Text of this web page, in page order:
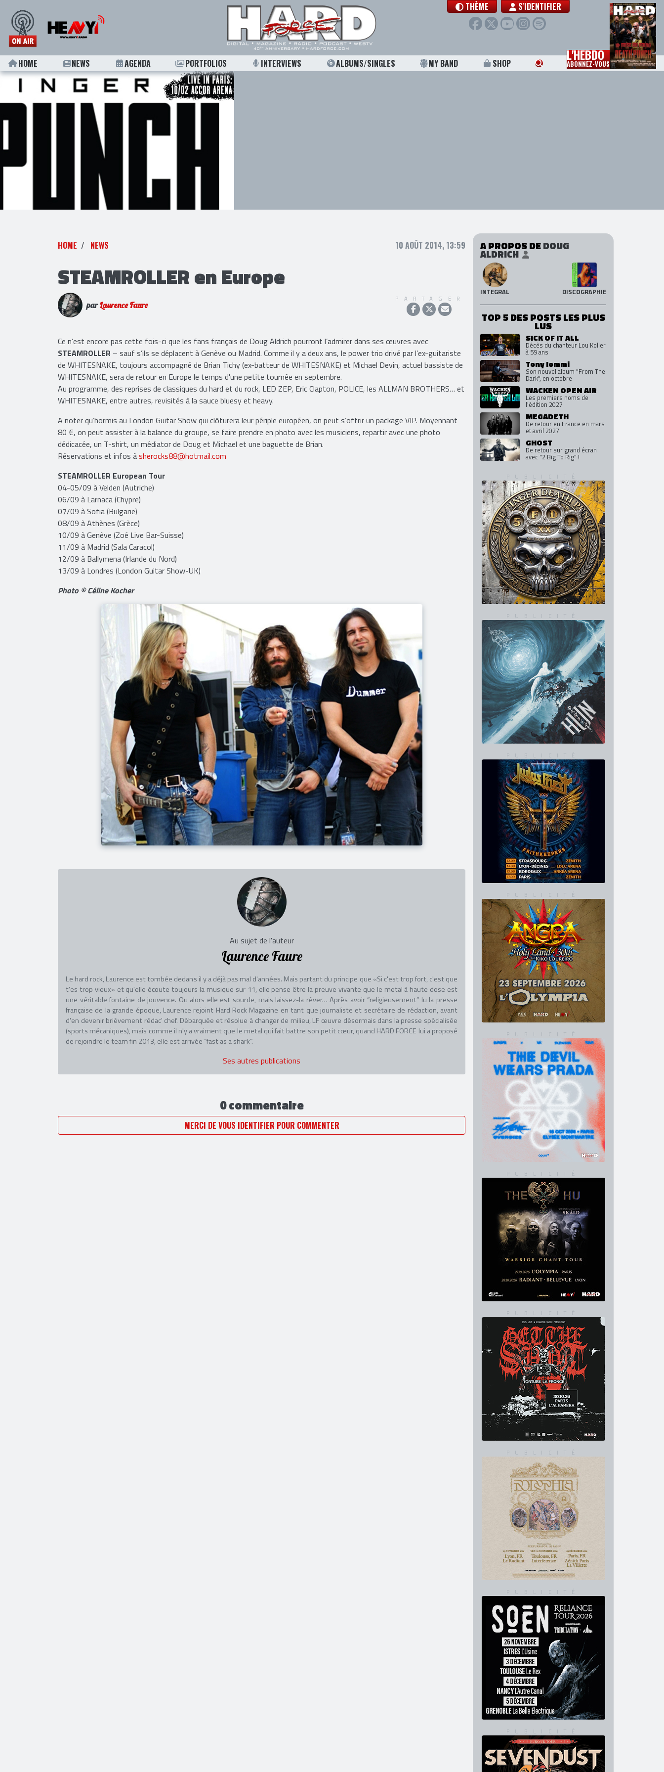
THÈME S'IDENTIFIER
HOME NEWS AGENDA PORTFOLIOS INTERVIEWS ALBUMS/SINGLES MY BAND SHOP L'HEBDO
ABONNEZ-VOUS
HOME NEWS 10 AOÛT 2014, 13:59
STEAMROLLER en Europe
parLaurence Faure
PARTAGER
Ce n’est encore pas cette fois-ci que les fans français de Doug Aldrich pourront l’admirer dans ses œuvres avec
STEAMROLLER – sauf s’ils se déplacent à Genève ou Madrid. Comme il y a deux ans, le power trio drivé par l’ex-guitariste
de WHITESNAKE, toujours accompagné de Brian Tichy (ex-batteur de WHITESNAKE) et Michael Devin, actuel bassiste de
WHITESNAKE, sera de retour en Europe le temps d'une petite tournée en septembre.
Au programme, des reprises de classiques du hard et du rock, LED ZEP, Eric Clapton, POLICE, les ALLMAN BROTHERS… et
WHITESNAKE, entre autres, revisités à la sauce bluesy et heavy.
A noter qu’hormis au London Guitar Show qui clôturera leur périple européen, on peut s’offrir un package VIP. Moyennant
80 €, on peut assister à la balance du groupe, se faire prendre en photo avec les musiciens, repartir avec une photo
dédicacée, un T-shirt, un médiator de Doug et Michael et une baguette de Brian.
Réservations et infos àsherocks88@hotmail.com
STEAMROLLER European Tour
04-05/09 à Velden (Autriche)
06/09 à Larnaca (Chypre)
07/09 à Sofia (Bulgarie)
08/09 à Athènes (Grèce)
10/09 à Genève (Zoé Live Bar-Suisse)
11/09 à Madrid (Sala Caracol)
12/09 à Ballymena (Irlande du Nord)
13/09 à Londres (London Guitar Show-UK)
Photo © Céline Kocher
Au sujet de l'auteur
Laurence Faure
Le hard rock, Laurence est tombée dedans il y a déjà pas mal d'années. Mais partant du principe que «Si c'est trop fort, c'est que
t'es trop vieux» et qu'elle écoute toujours la musique sur 11, elle pense être la preuve vivante que le metal à haute dose est
une véritable fontaine de jouvence. Ou alors elle est sourde, mais laissez-la rêver… Après avoir “religieusement” lu la presse
française de la grande époque, Laurence rejoint Hard Rock Magazine en tant que journaliste et secrétaire de rédaction, avant
d'en devenir brièvement rédac' chef. Débarquée et résolue à changer de milieu, LF œuvre désormais dans la presse spécialisée
(sports mécaniques), mais comme il n'y a vraiment que le metal qui fait battre son petit cœur, quand HARD FORCE lui a proposé
de rejoindre le team fin 2013, elle est arrivée “fast as a shark”.
Ses autres publications
0 commentaire
MERCI DE VOUS IDENTIFIER POUR COMMENTER
A PROPOS DEDOUG
ALDRICH
INTEGRAL DISCOGRAPHIE
TOP 5 DES POSTS LES PLUS
LUS
SICK OF IT ALL
Décès du chanteur Lou Koller
à 59 ans
Tony Iommi
Son nouvel album "From The
Dark", en octobre
WACKEN OPEN AIR
Les premiers noms de
l'édition 2027
MEGADETH
De retour en France en mars
et avril 2027
GHOST
De retour sur grand écran
avec "2 Big To Rig" !